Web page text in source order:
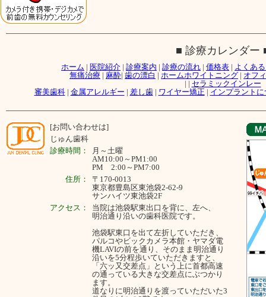
■ 診療カレンダー
ホーム | 医院紹介 | 診療案内 | 診療の流れ | 価格表 | よくあ
無痛治療 | 麻酔| 歯の漂白 | ホームホワイトニング | オフ
| | セラミックインレー
審美歯科| 金属アレルギー | 差し歯| ワイヤー矯正 | インプラントに
[お問い合わせは]
じゅん歯科
診療時間：
月～ 土曜
AM10:00～PM1:00
PM 2:00～PM7:00
住所：
〒170-0013
東京都豊島区東池袋2-62-9
サンハイツ東池袋2F
アクセス：
当院は池袋駅東出口を背に、左へ、
明治通り沿いの歯科医院です。
池袋駅東口を出て左折していただき、
パルコやビックカメラ本館・ヤマダ電
機LAVIの前を通り、そのまま明治通り
沿いを5分程歩いていただきますと、
「六ッ又交差点」という上に首都高速
の通っている大きな交差点にぶつかり
ます。
道なりに明治通りを渡っていただいた3